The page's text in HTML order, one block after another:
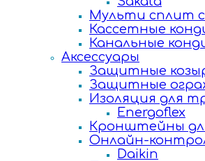
Мульти сплит
Кассетные
Канальные
Аксессуары
Защитные
Защитные
Изоляция для
Energoflex
Кронштейны
Онлайн-
Daikin